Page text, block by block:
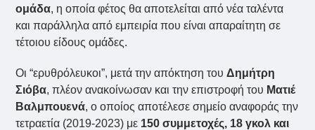
ομάδα, η οποία φέτος θα αποτελείται από νέα ταλέντα
και παράλληλα από εμπειρία που είναι απαραίτητη σε
τέτοιου είδους ομάδες.
Οι “ερυθρόλευκοι”, μετά την απόκτηση τουΔημήτρη
Σιόβα, πλέον ανακοίνωσαν και την επιστροφή του Ματιέ
Βαλμπουενά, ο οποίος αποτέλεσε σημείο αναφοράς την
τετραετία (2019-2023) με 150 συμμετοχές, 18 γκολ και